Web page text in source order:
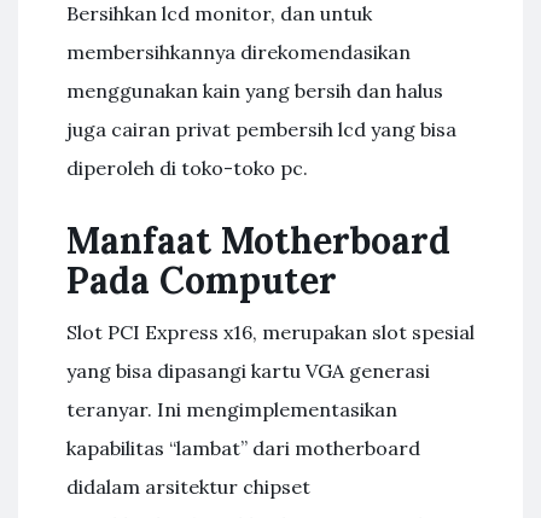
Bersihkan lcd monitor, dan untuk
membersihkannya direkomendasikan
menggunakan kain yang bersih dan halus
juga cairan privat pembersih lcd yang bisa
diperoleh di toko-toko pc.
Manfaat Motherboard
Pada Computer
Slot PCI Express x16, merupakan slot spesial
yang bisa dipasangi kartu VGA generasi
teranyar. Ini mengimplementasikan
kapabilitas “lambat” dari motherboard
didalam arsitektur chipset